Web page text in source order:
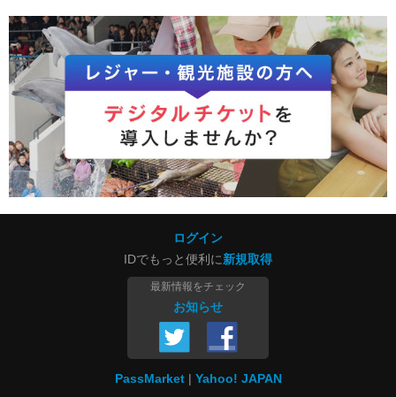
ログイン
IDでもっと便利に新規取得
最新情報をチェック
お知らせ
PassMarket Yahoo! JAPAN